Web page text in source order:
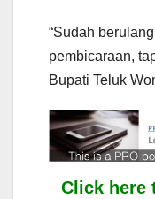
“Sudah
pembicaraan,
Bupati Teluk
Click here